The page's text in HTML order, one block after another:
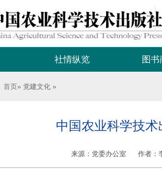
社情纵览 图
首页» 党建文化 »
中国农业科学技术
来源： 党委办公室 作者：